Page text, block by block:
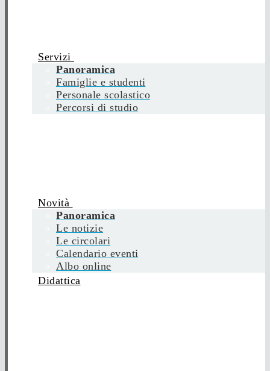
Servizi
Panoramica
Famiglie e studenti
Personale scolastico
Percorsi di studio
Novità
Panoramica
Le notizie
Le circolari
Calendario eventi
Albo online
Didattica